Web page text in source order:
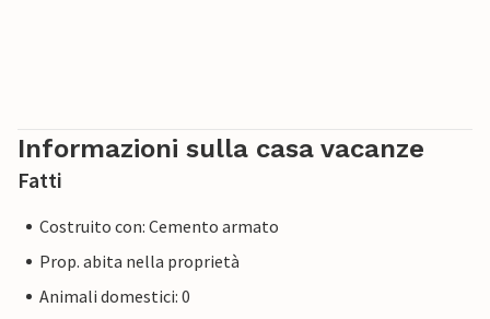
Informazioni sulla casa vacanze
Fatti
Costruito con: Cemento armato
Prop. abita nella proprietà
Animali domestici: 0